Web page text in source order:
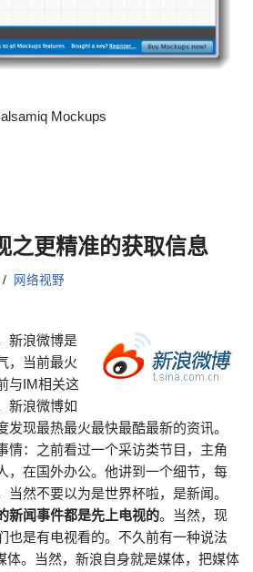
Mockups
之更精准的获取信息
网络视野
新浪微博是
，当前最火
与IM相关这
新浪微博如
发现最热最火最快最酷最新的资讯。
情：之前看过一个采访类节目，主角
，在国外办公。他讲到一个细节，每
当然不要以为是世界杯啦，是新闻。
新闻事件都是先上电视的。当然，现
也是有电视看的。不久前有一种说法
体。当然，新浪自身就是媒体，把媒体